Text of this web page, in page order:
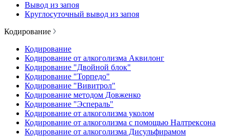
Вывод из запоя
Круглосуточный вывод из запоя
Кодирование
Кодирование
Кодирование от алкоголизма Аквилонг
Кодирование "Двойной блок"
Кодирование "Торпедо"
Кодирование "Вивитрол"
Кодирование методом Довженко
Кодирование "Эспераль"
Кодирование от алкоголизма уколом
Кодирование от алкоголизма с помощью Налтрексона
Кодирование от алкоголизма Дисульфирамом